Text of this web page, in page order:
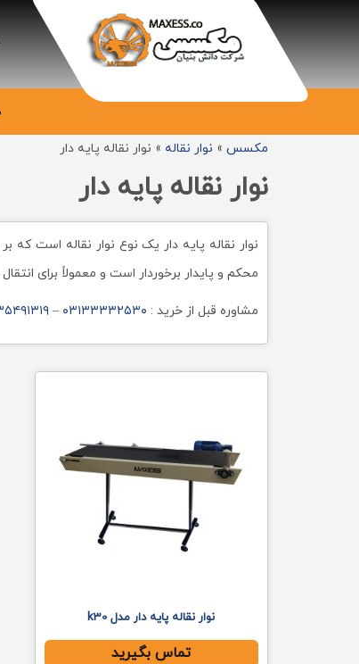
مکسس » نوار نقاله » نوار نقاله پایه دار
نوار نقاله پایه دار
نوار نقاله پایه دار یک نوع نوار نقاله است
محکم و پایدار برخوردار است و معمولاً برای
مشاوره قبل از خرید : ۰۳۱۳۳۳۳۲۵۳۰ –
نوار نقاله پایه دار مدل k30
تماس بگیرید